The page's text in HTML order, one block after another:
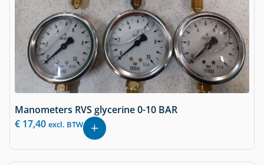
Manometers RVS glycerine 0-10 BAR
€ 17,40 excl. BTW